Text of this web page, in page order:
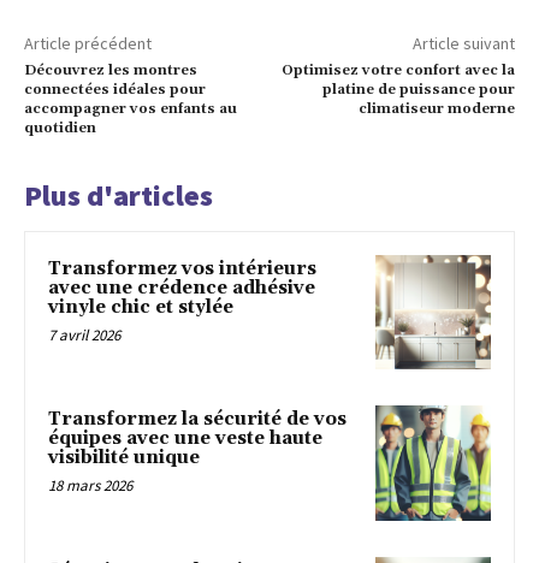
Article précédent
Découvrez les montres
connectées idéales pour
accompagner vos enfants au
quotidien
Article suivant
Optimisez votre confort avec la
platine de puissance pour
climatiseur moderne
Plus d'articles
Transformez vos intérieurs
avec une crédence adhésive
vinyle chic et stylée
7 avril 2026
Transformez la sécurité de vos
équipes avec une veste haute
visibilité unique
18 mars 2026